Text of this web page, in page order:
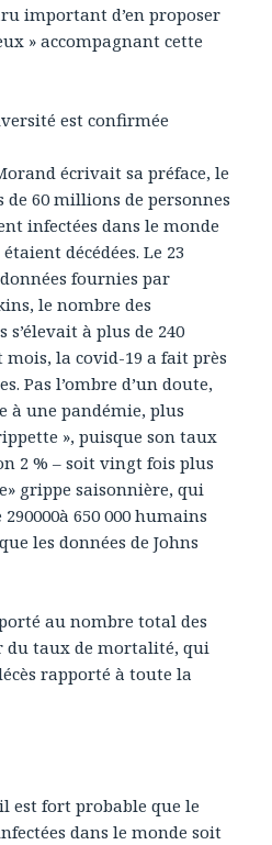
important d’en proposer
» accompagnant cette
est confirmée
écrivait sa préface, le
de 60 millions de personnes
infectées dans le monde
décédées. Le 23
fournies par
le nombre des
à plus de 240
la covid-19 a fait près
Pas l’ombre d’un doute,
à une pandémie, plus
», puisque son taux
2 % – soit vingt fois plus
grippe saisonnière, qui
650 000 humains
les données de Johns
au nombre total des
du taux de mortalité, qui
rapporté à toute la
est fort probable que le
dans le monde soit